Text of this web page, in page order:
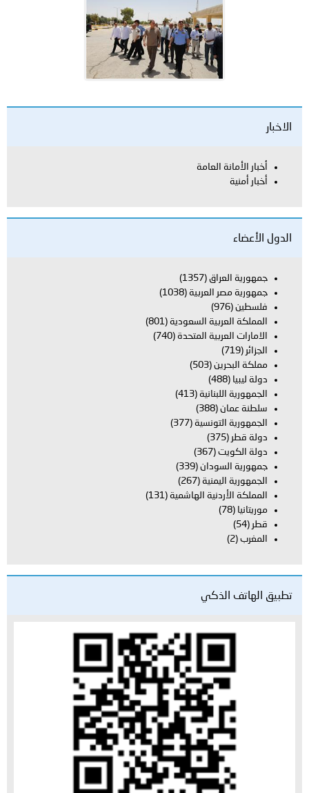
الاخبار
أخبار الأمانة العامة
أخبار أمنية
الدول الأعضاء
جمهورية العراق (1357)
جمهورية مصر العربية (1038)
فلسطين (976)
المملكة العربية السعودية (801)
الامارات العربية المتحدة (740)
الجزائر (719)
مملكة البحرين (503)
دولة ليبيا (488)
الجمهورية اللبنانية (413)
سلطنة عمان (388)
الجمهورية التونسية (377)
دولة قطر (375)
دولة الكويت (367)
جمهورية السودان (339)
الجمهورية اليمنية (267)
المملكة الأردنية الهاشمية (131)
موريتانيا (78)
قطر (54)
المغرب (2)
تطبيق الهاتف الذكي